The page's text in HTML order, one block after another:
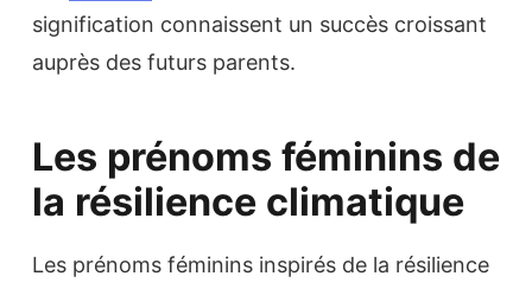
signification connaissent un succès croissant
auprès des futurs parents.
Les prénoms féminins de
la résilience climatique
Les prénoms féminins inspirés de la résilience